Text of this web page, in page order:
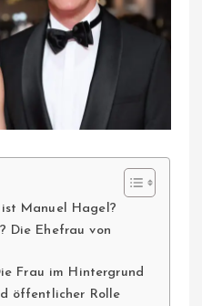
Manuel Hagel?
Die Ehefrau von
Frau im Hintergrund
öffentlicher Rolle